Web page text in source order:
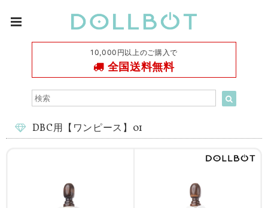
10,000円以上のご購入で
全国送料無料
DBC用【ワンピース】01